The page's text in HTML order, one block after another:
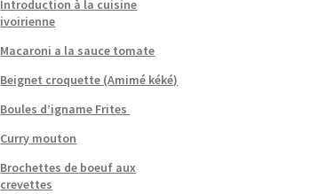
Introduction à la cuisine
ivoirienne
Macaroni a la sauce tomate
Beignet croquette (Amimé kéké)
Boules d’igname Frites
Curry mouton
Brochettes de boeuf aux
crevettes